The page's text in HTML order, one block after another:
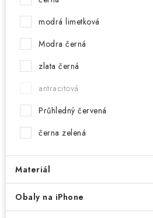
modrá limetková
Modra černá
zlata černá
antracitová
Průhledný červená
černa zelená
Materiál
Obaly na iPhone